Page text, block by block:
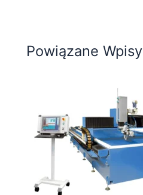
Powiązane Wpisy